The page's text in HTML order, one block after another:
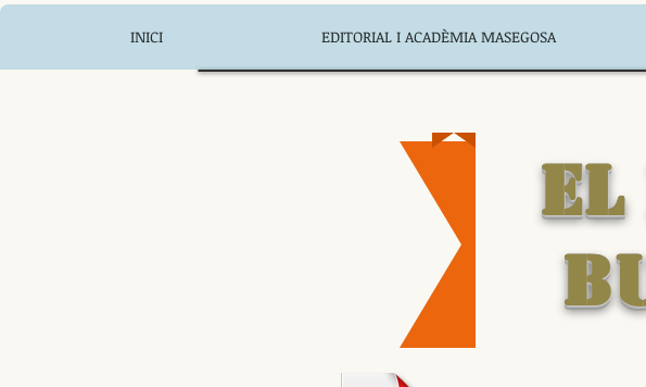
INICI EDITORIAL I ACADÈMIA MASEGOSA
EL